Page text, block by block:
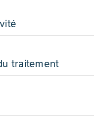
traitement